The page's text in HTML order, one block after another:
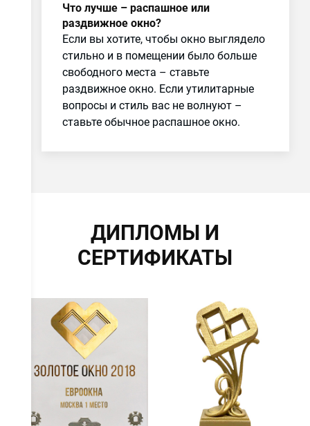
Что лучше – распашное или
раздвижное окно?
Если вы хотите, чтобы окно выглядело
стильно и в помещении было больше
свободного места – ставьте
раздвижное окно. Если утилитарные
вопросы и стиль вас не волнуют –
ставьте обычное распашное окно.
ДИПЛОМЫ И
СЕРТИФИКАТЫ